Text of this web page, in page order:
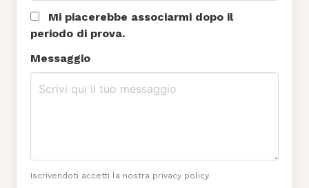
Mi piacerebbe associarmi dopo il
periodo di prova.
Messaggio
Iscrivendoti accetti la nostra privacy policy.